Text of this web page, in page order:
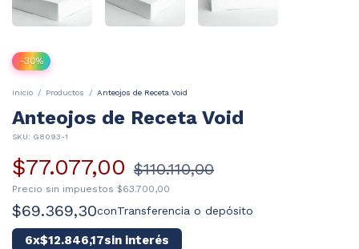
-30%
Inicio / Productos / Anteojos de Receta Void
Anteojos de Receta Void
SKU: G8093-1
$77.077,00 $110.110,00
Precio sin impuestos $63.700,00
$69.369,30conTransferencia o depósito
6x$12.846,17sin interés